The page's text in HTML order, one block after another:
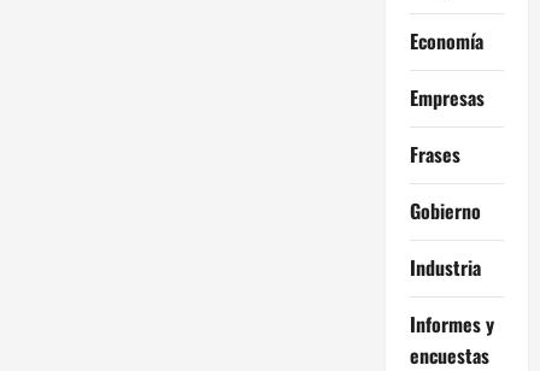
Economía
Empresas
Frases
Gobierno
Industria
Informes y
encuestas